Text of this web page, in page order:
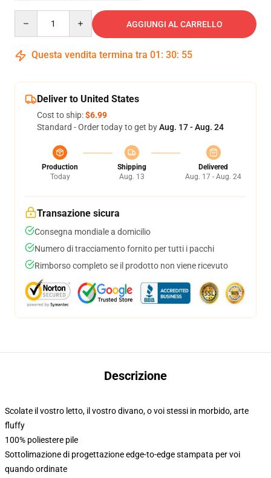
AGGIUNGI AL CARRELLO
Questa vendita termina tra 01 : 30: 54
Deliver to United States
Cost to ship:$6.99
Standard - Order today to get byAug. 17 - Aug. 24
Production
Today
Shipping
Aug. 13
Delivered
Aug. 17 - Aug. 24
Transazione sicura
Consegna mondiale a domicilio
Numero di tracciamento fornito per tutti i pacchi
Rimborso completo se il prodotto non viene ricevuto
Descrizione
Scolate il vostro letto, il vostro divano, o voi stessi in morbido, arte
fluffy
100% poliestere pile
Sottolimazione di progettazione edge-to-edge stampata per voi
quando ordinate